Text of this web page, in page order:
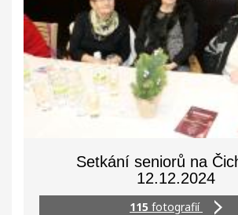
Setkání seniorů na
12.12.2024
115 fotografií